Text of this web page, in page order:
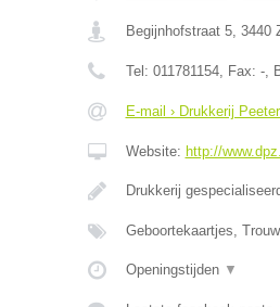
Begijnhofstraat 5, 3440
Tel: 011781154, Fax: -,
E-mail › Drukkerij
Website: http://
Drukkerij
Geboortekaartjes,
Openingstijden ▼